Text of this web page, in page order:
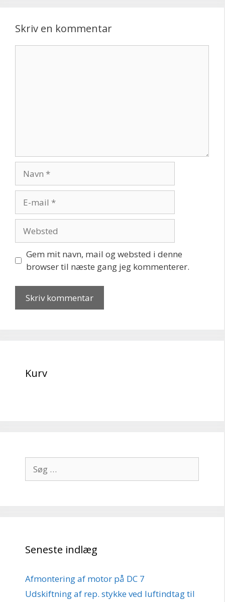
Skriv en kommentar
mail
Gem mit navn, mail og websted i denne
browser til næste gang jeg kommenterer.
Kurv
efter:
Seneste indlæg
Afmontering af motor på DC 7
Udskiftning af rep. stykke ved luftindtag til